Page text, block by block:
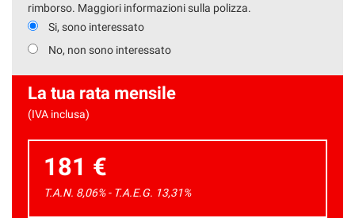
rimborso. Maggiori informazioni sulla polizza.
Si, sono interessato
No, non sono interessato
La tua rata mensile
(IVA inclusa)
181 €
T.A.N. 8,06% - T.A.E.G. 13,31%